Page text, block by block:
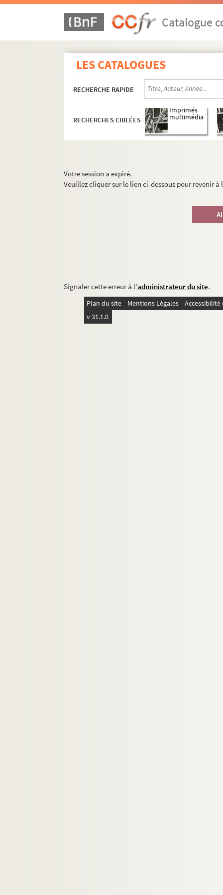
Catalogue
LES CATALOGUES
RECHERCHE RAPIDE
RECHERCHES CIBLÉES
Imprimés
multimédia
Votre session a expiré.
Veuillez cliquer sur le lien ci-dessous pour revenir
Signaler cette erreur à l'administrateur du site.
Plan du site Mentions Légales
v 31.1.0